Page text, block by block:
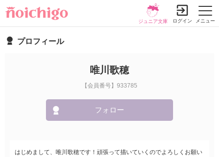
メニュー
ジュニア文庫 ログイン
プロフィール
唯川歌穂
【会員番号】933785
フォロー
はじめまして、唯川歌穂です！頑張って描いていくのでよろしくお願い